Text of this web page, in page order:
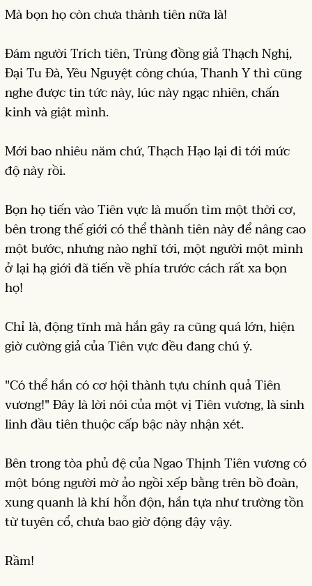
Mà bọn họ còn chưa thành tiên nữa là!
Đám người Trích tiên, Trùng đồng giả Thạch Nghị,
Đại Tu Đà, Yêu Nguyệt công chúa, Thanh Y thì cũng
nghe được tin tức này, lúc này ngạc nhiên, chấn
kinh và giật mình.
Mới bao nhiêu năm chứ, Thạch Hạo lại đi tới mức
độ này rồi.
Bọn họ tiến vào Tiên vực là muốn tìm một thời cơ,
bên trong thế giới có thể thành tiên này để nâng cao
một bước, nhưng nào nghĩ tới, một người một mình
ở lại hạ giới đã tiến về phía trước cách rất xa bọn
họ!
Chỉ là, động tĩnh mà hắn gây ra cũng quá lớn, hiện
giờ cường giả của Tiên vực đều đang chú ý.
"Có thể hắn có cơ hội thành tựu chính quả Tiên
vương!" Đây là lời nói của một vị Tiên vương, là sinh
linh đầu tiên thuộc cấp bậc này nhận xét.
Bên trong tòa phủ đệ của Ngao Thịnh Tiên vương có
một bóng người mờ ảo ngồi xếp bằng trên bồ đoàn,
xung quanh là khí hỗn độn, hắn tựa như trường tồn
từ tuyên cổ, chưa bao giờ động đậy vậy.
Rầm!